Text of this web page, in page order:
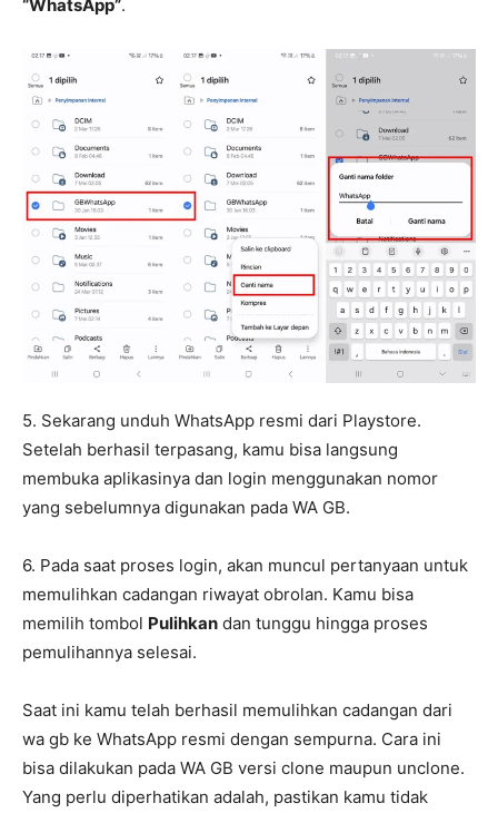
“WhatsApp”.
5. Sekarang unduh WhatsApp resmi dari Playstore.
Setelah berhasil terpasang, kamu bisa langsung
membuka aplikasinya dan login menggunakan nomor
yang sebelumnya digunakan pada WA GB.
6. Pada saat proses login, akan muncul pertanyaan untuk
memulihkan cadangan riwayat obrolan. Kamu bisa
memilih tombol Pulihkan dan tunggu hingga proses
pemulihannya selesai.
Saat ini kamu telah berhasil memulihkan cadangan dari
wa gb ke WhatsApp resmi dengan sempurna. Cara ini
bisa dilakukan pada WA GB versi clone maupun unclone.
Yang perlu diperhatikan adalah, pastikan kamu tidak